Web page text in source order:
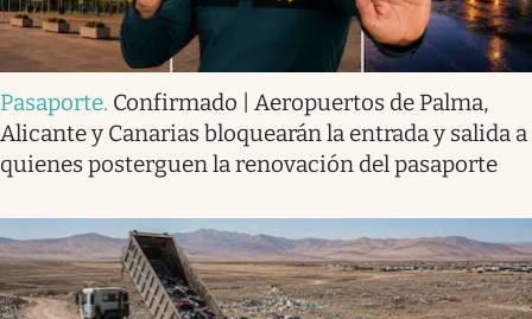
Pasaporte. Confirmado | Aeropuertos de Palma,
Alicante y Canarias bloquearán la entrada y salida a
quienes posterguen la renovación del pasaporte